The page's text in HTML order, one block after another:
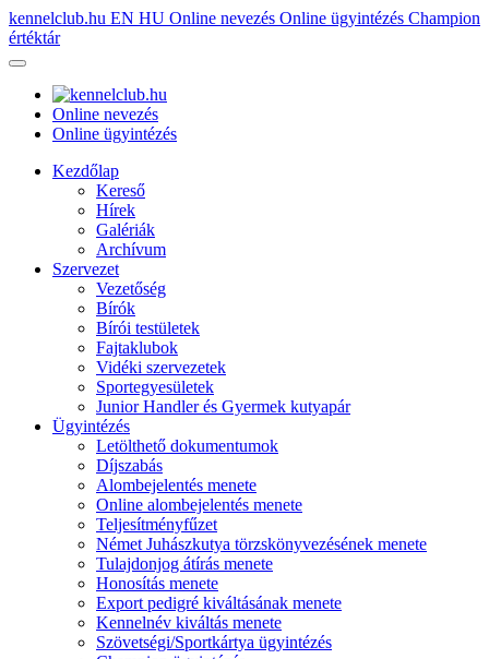
kennelclub.hu EN HU Online nevezés Online ügyintézés Champion
értéktár
Online nevezés
Online ügyintézés
Kezdőlap
Kereső
Hírek
Galériák
Archívum
Szervezet
Vezetőség
Bírók
Bírói testületek
Fajtaklubok
Vidéki szervezetek
Sportegyesületek
Junior Handler és Gyermek kutyapár
Ügyintézés
Letölthető dokumentumok
Díjszabás
Alombejelentés menete
Online alombejelentés menete
Teljesítményfűzet
Német Juhászkutya törzskönyvezésének menete
Tulajdonjog átírás menete
Honosítás menete
Export pedigré kiváltásának menete
Kennelnév kiváltás menete
Szövetségi/Sportkártya ügyintézés